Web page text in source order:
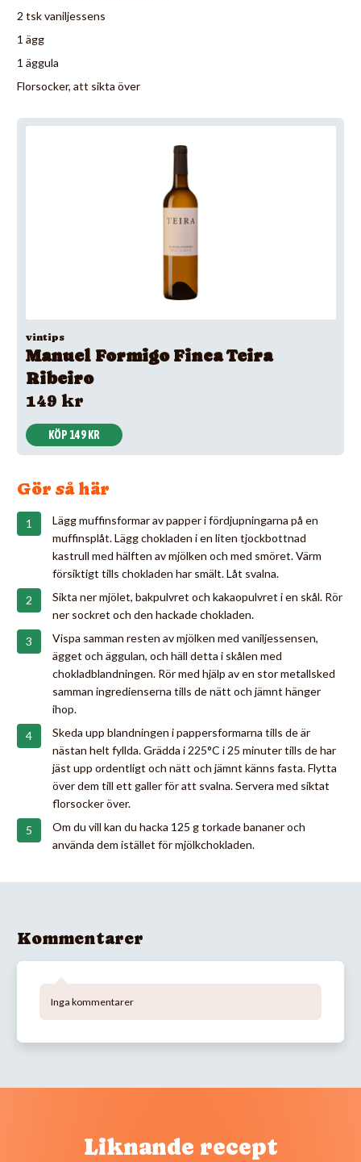
2 tsk vaniljessens
1 ägg
1 äggula
Florsocker, att sikta över
vintips
Manuel Formigo Finca Teira
Ribeiro
149 kr
KÖP 149 KR
Gör så här
Lägg muffinsformar av papper i fördjupningarna på en
muffinsplåt. Lägg chokladen i en liten tjockbottnad
kastrull med hälften av mjölken och med smöret. Värm
försiktigt tills chokladen har smält. Låt svalna.
Sikta ner mjölet, bakpulvret och kakaopulvret i en skål. Rör
ner sockret och den hackade chokladen.
Vispa samman resten av mjölken med vaniljessensen,
ägget och äggulan, och häll detta i skålen med
chokladblandningen. Rör med hjälp av en stor metallsked
samman ingredienserna tills de nätt och jämnt hänger
ihop.
Skeda upp blandningen i pappersformarna tills de är
nästan helt fyllda. Grädda i 225°C i 25 minuter tills de har
jäst upp ordentligt och nätt och jämnt känns fasta. Flytta
över dem till ett galler för att svalna. Servera med siktat
florsocker över.
Om du vill kan du hacka 125 g torkade bananer och
använda dem istället för mjölkchokladen.
Kommentarer
Inga kommentarer
Liknande recept